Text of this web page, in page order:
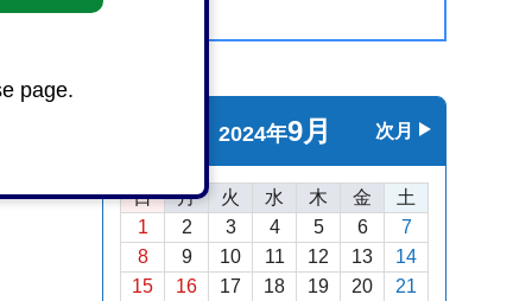
page.
2024年9月 次月
日 月 火 水 木 金
土
1
2 3 4 5 6
7
8
9 10 11 12 13
14
15
16 17 18 19 20
21